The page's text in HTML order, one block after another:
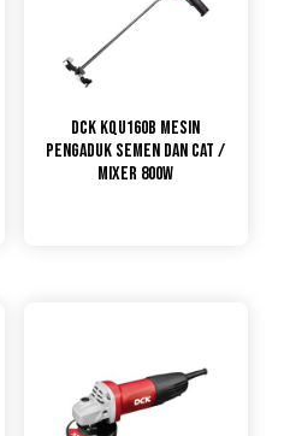
DCK KQU160B Mesin
Pengaduk Semen dan Cat /
Mixer 800W